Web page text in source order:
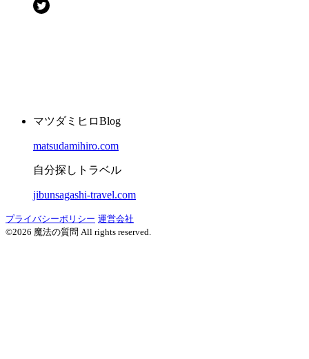
マツダミヒロBlog
matsudamihiro.com
自分探しトラベル
jibunsagashi-travel.com
プライバシーポリシー 運営会社
©2026 魔法の質問 All rights reserved.